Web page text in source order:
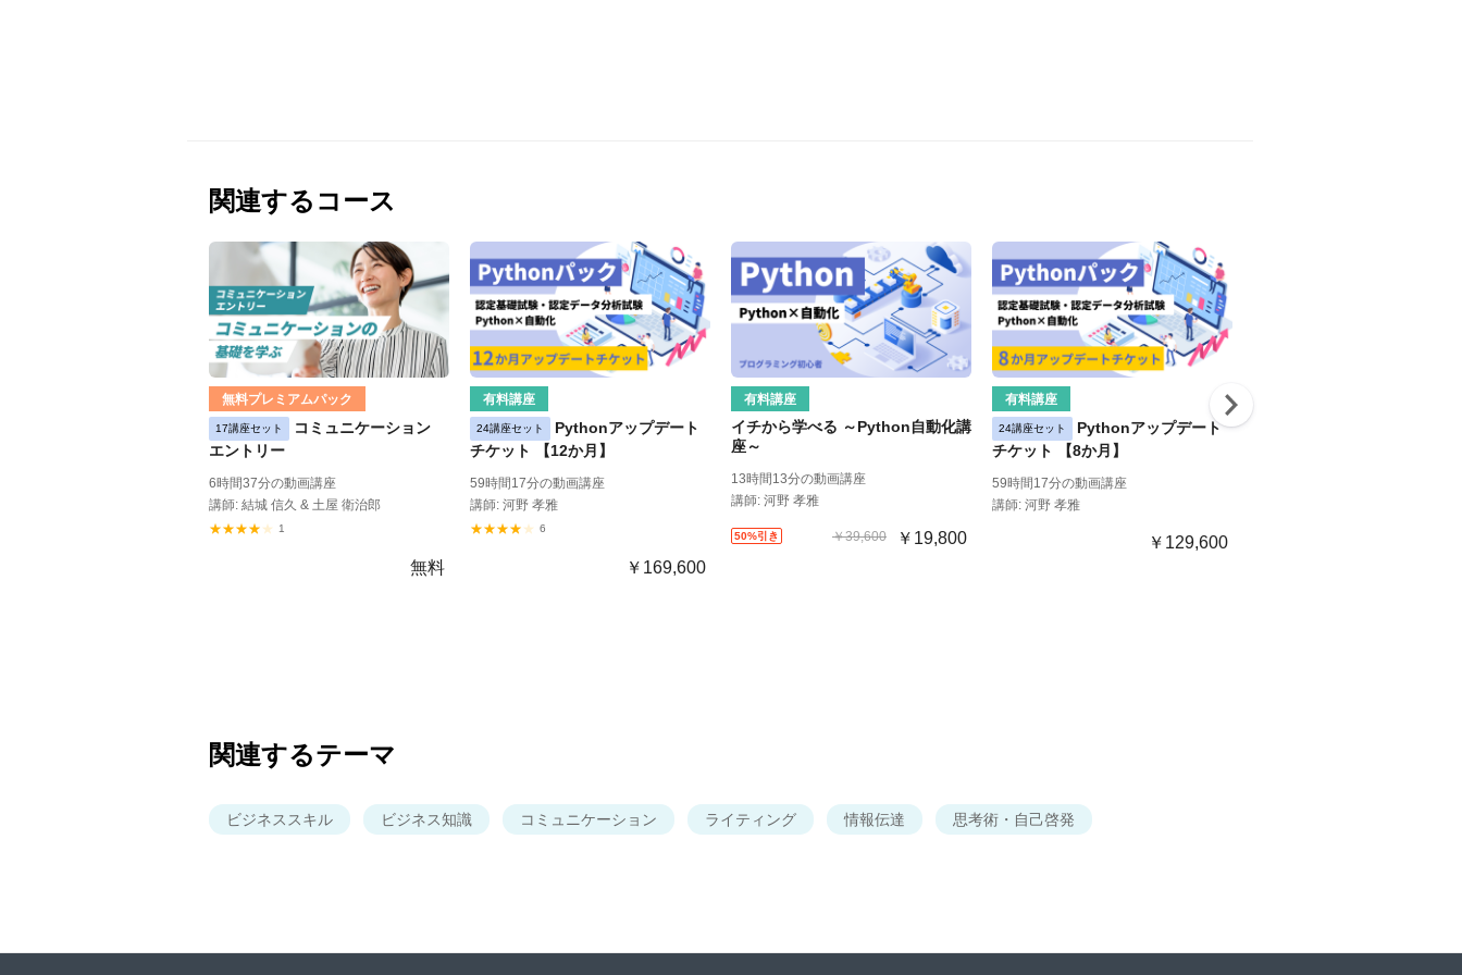
関連するコース
無料プレミアムパック
17講座セット
コミュニケーション
エントリー
6時間37分の動画講座
講師: 結城 信久 & 土屋 衛治郎
1
無料
有料講座
24講座セット
Pythonアップデート
チケット 【12か月】
59時間17分の動画講座
講師: 河野 孝雅
6
￥169,600
有料講座
イチから学べる ～Python自動化講
座～
13時間13分の動画講座
講師: 河野 孝雅
50%引き ￥19,800
￥39,600
有料講座
24講座セット
Pythonアップデート
チケット 【8か月】
59時間17分の動画講座
講師: 河野 孝雅
￥129,600
関連するテーマ
ビジネススキル ビジネス知識 コミュニケーション ライティング 情報伝達 思考術・自己啓発